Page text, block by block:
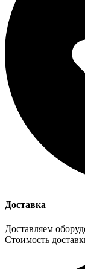
Доставка
Доставляем
Стоимость